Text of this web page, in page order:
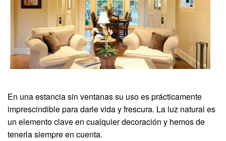
En una estancia sin ventanas su uso es prácticamente
imprescindible para darle vida y frescura. La luz natural es
un elemento clave en cualquier decoración y hemos de
tenerla siempre en cuenta.